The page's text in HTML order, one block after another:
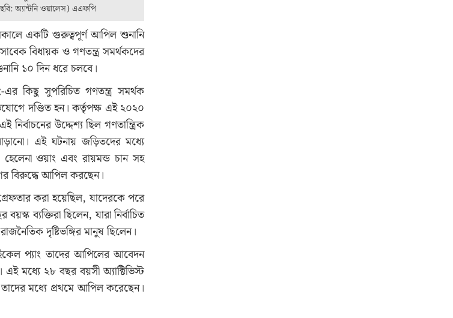
অ্যান্টনি ওয়ালেস) এএফপি
একটি গুরুত্বপূর্ণ আপিল শুনানি
বিধায়ক ও গণতন্ত্র সমর্থকদের
১০ দিন ধরে চলবে।
কিছু সুপরিচিত গণতন্ত্র সমর্থক
দণ্ডিত হন। কর্তৃপক্ষ এই ২০২০
নির্বাচনের উদ্দেশ্য ছিল গণতান্ত্রিক
এই ঘটনায় জড়িতদের মধ্যে
ওয়াং এবং রায়মন্ড চান সহ
বিরুদ্ধে আপিল করছেন।
করা হয়েছিল, যাদেরকে পরে
ব্যক্তিরা ছিলেন, যারা নির্বাচিত
দৃষ্টিভঙ্গির মানুষ ছিলেন।
প্যাং তাদের আপিলের আবেদন
মধ্যে ২৮ বছর বয়সী অ্যাক্টিভিস্ট
মধ্যে প্রথমে আপিল করেছেন।